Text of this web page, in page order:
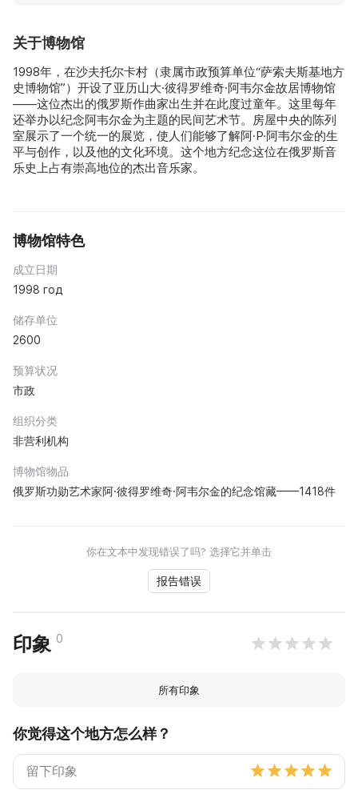
关于博物馆
1998年，在沙夫托尔卡村（隶属市政预算单位“萨索夫斯基地方
史博物馆”）开设了亚历山大·彼得罗维奇·阿韦尔金故居博物馆
——这位杰出的俄罗斯作曲家出生并在此度过童年。这里每年
还举办以纪念阿韦尔金为主题的民间艺术节。房屋中央的陈列
室展示了一个统一的展览，使人们能够了解阿·P·阿韦尔金的生
平与创作，以及他的文化环境。这个地方纪念这位在俄罗斯音
乐史上占有崇高地位的杰出音乐家。
博物馆特色
成立日期
1998 год
储存单位
2600
预算状况
市政
组织分类
非营利机构
博物馆物品
俄罗斯功勋艺术家阿·彼得罗维奇·阿韦尔金的纪念馆藏——1418件
你在文本中发现错误了吗? 选择它并单击
报告错误
印象 0
所有印象
你觉得这个地方怎么样？